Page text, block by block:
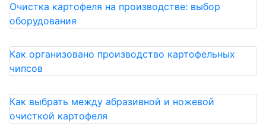
Очистка картофеля на производстве: выбор
оборудования
Как организовано производство картофельных
чипсов
Как выбрать между абразивной и ножевой
очисткой картофеля